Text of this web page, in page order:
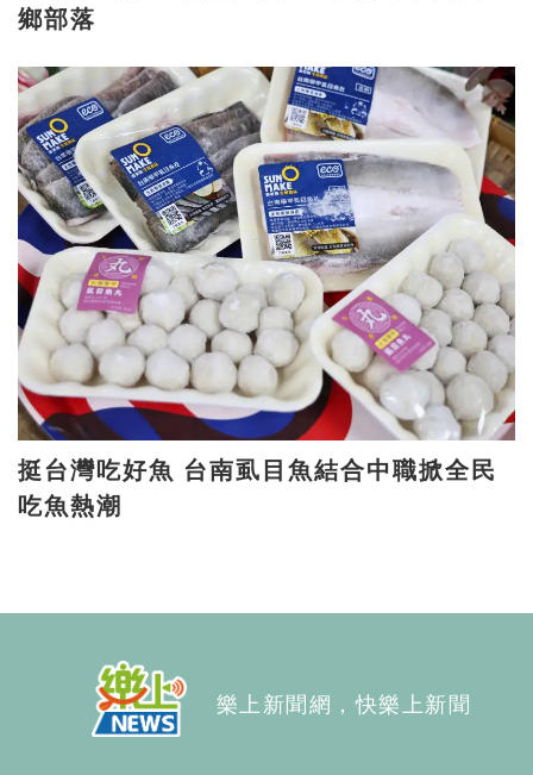
鄉部落
挺台灣吃好魚 台南虱目魚結合中職掀全民
吃魚熱潮
樂上新聞網，快樂上新聞